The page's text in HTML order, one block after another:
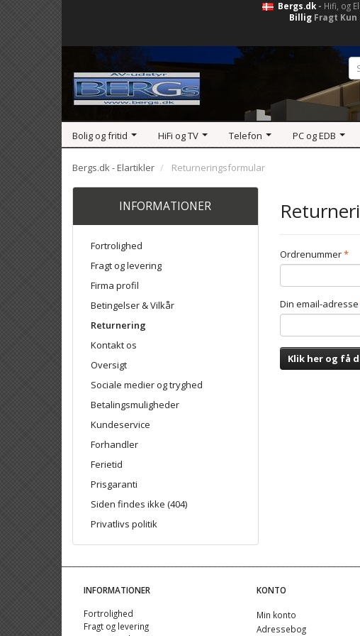
Bergs.dk- Hifi, og
Billig Fragt Kun
Bolig og fritid HiFi og TV Telefon PC og EDB
Bergs.dk - Elartikler Returneringsformular
INFORMATIONER
Fortrolighed
Fragt og levering
Firma profil
Betingelser & Vilkår
Returnering
Kontakt os
Oversigt
Sociale medier og tryghed
Betalingsmuligheder
Kundeservice
Forhandler
Ferietid
Prisgaranti
Siden findes ikke (404)
Privatlivs politik
Ordrenummer
Din email-adresse
Klik her og få
INFORMATIONER
Fortrolighed
Fragt og levering
KONTO
Min konto
Adressebog